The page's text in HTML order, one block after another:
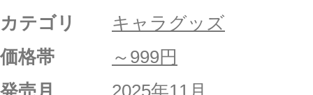
カテゴリ
キャラグッズ
価格帯
～999円
発売月
2025年11月